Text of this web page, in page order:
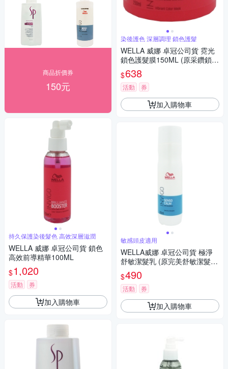
商品折價券
150元
持久保護染後髮色 高效深層滋潤
WELLA 威娜 卓冠公司貨 鎖色
高效前導精華100ML
$1,020
活動 券
加入購物車
染後護色 深層調理 鎖色護髮
WELLA 威娜 卓冠公司貨 霓光
鎖色護髮膜150ML (原采鑽鎖色
髮膜)
$638
活動 券
加入購物車
敏感頭皮適用
WELLA威娜 卓冠公司貨 極淨
舒敏潔髮乳 (原完美舒敏潔髮
乳) 250ML
$490
活動 券
加入購物車